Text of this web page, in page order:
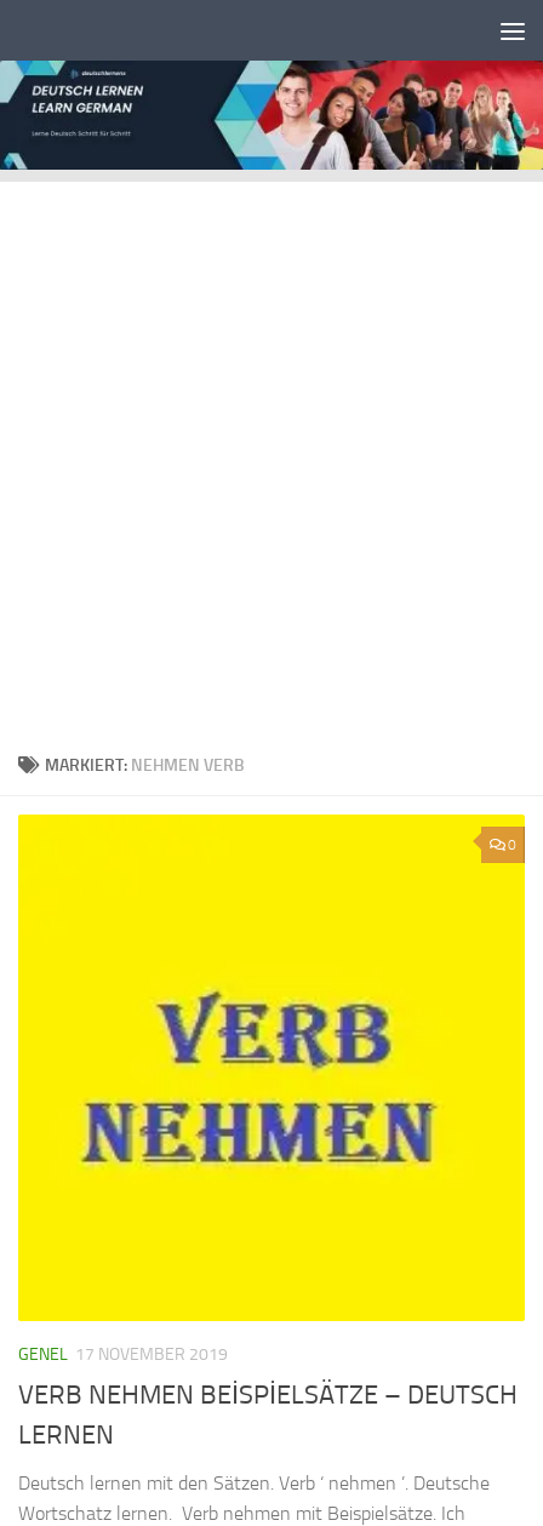
MARKIERT: NEHMEN VERB
0
GENEL 17 NOVEMBER 2019
VERB NEHMEN BEİSPİELSÄTZE – DEUTSCH
LERNEN
Deutsch lernen mit den Sätzen. Verb ‘ nehmen ’. Deutsche
Wortschatz lernen. Verb nehmen mit Beispielsätze. Ich